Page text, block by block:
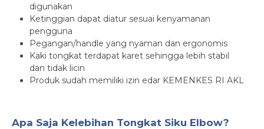
digunakan
Ketinggian dapat diatur sesuai kenyamanan
pengguna
Pegangan/handle yang nyaman dan ergonomis
Kaki tongkat terdapat karet sehingga lebih stabil
dan tidak licin
Produk sudah memiliki izin edar KEMENKES RI AKL
Apa Saja Kelebihan Tongkat Siku Elbow?